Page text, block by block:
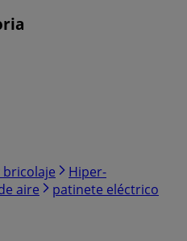
Hiper-
aire patinete eléctrico